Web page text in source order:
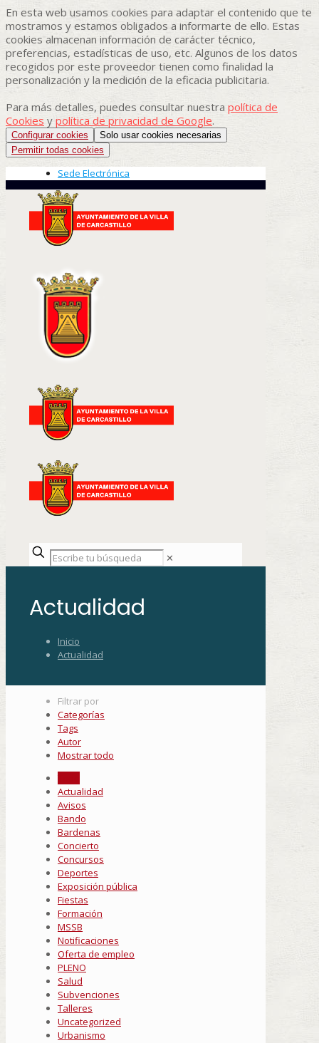
En esta web usamos cookies para adaptar el contenido que te
mostramos y estamos obligados a informarte de ello. Estas
cookies almacenan información de carácter técnico,
preferencias, estadísticas de uso, etc. Algunos de los datos
recogidos por este proveedor tienen como finalidad la
personalización y la medición de la eficacia publicitaria.
Para más detalles, puedes consultar nuestra política de
Cookies y política de privacidad de Google.
Configurar cookies
Solo usar cookies necesarias
Permitir todas cookies
Sede Electrónica
✕
Actualidad
Inicio
Actualidad
Filtrar por
Categorías
Tags
Autor
Mostrar todo
Actualidad
Avisos
Bando
Bardenas
Concierto
Concursos
Deportes
Exposición pública
Fiestas
Formación
MSSB
Notificaciones
Oferta de empleo
PLENO
Salud
Subvenciones
Talleres
Uncategorized
Urbanismo